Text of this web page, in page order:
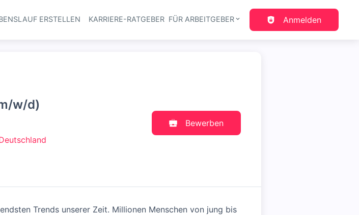
Haupt-Navigation
ERSTELLEN KARRIERE-RATGEBER FÜR ARBEITGEBER Anmelden
w/d)
Bewerben
Trends unserer Zeit. Millionen Menschen von jung bis